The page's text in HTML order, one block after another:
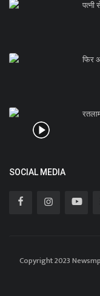
पत्नी
फिर
SOCIAL MEDIA
Copyright 2023